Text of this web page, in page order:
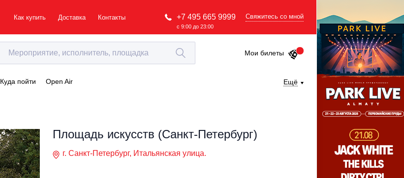
Как купить Доставка Контакты +7 495 665 9999
с 9:00 до 23:00
Свяжитесь со мной
Мои билеты
Куда пойти Open Air Ещё
Площадь искусств (Санкт-Петербург)
г. Санкт-Петербург, Итальянская улица.